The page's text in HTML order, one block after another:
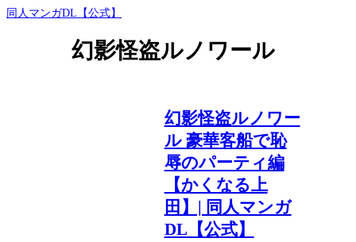
同人マンガDL【公式】
幻影怪盗ルノワール
幻影怪盗ルノワー
ル 豪華客船で恥
辱のパーティ編
【かくなる上
田】| 同人マンガ
DL【公式】